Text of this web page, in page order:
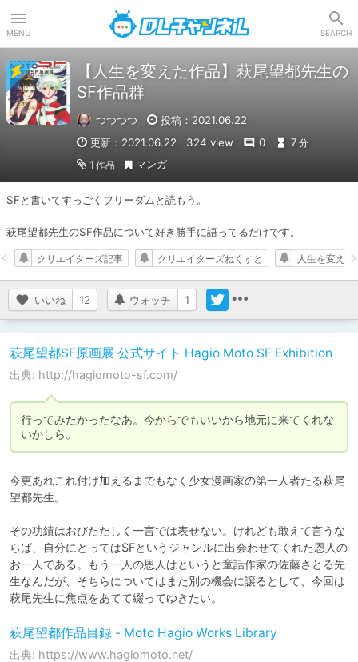
MENU SEARCH
【人生を変えた作品】萩尾望都先生の
SF作品群
つつつつ
投稿：2021.06.22
更新：2021.06.22
324 view 0 7 分
1 作品 マンガ
SFと書いてすっごくフリーダムと読もう。
萩尾望都先生のSF作品について好き勝手に語ってるだけです。
いいね 12 ウォッチ 1
クリエイターズ記事 クリエイターズねくすと 人生を変えた
萩尾望都SF原画展 公式サイト Hagio Moto SF Exhibition
出典: http://hagiomoto-sf.com/
行ってみたかったなあ。今からでもいいから地元に来てくれな
いかしら。
今更あれこれ付け加えるまでもなく少女漫画家の第一人者たる萩尾
望都先生。
その功績はおびただしく一言では表せない。けれども敢えて言うな
らば、自分にとってはSFというジャンルに出会わせてくれた恩人の
お一人である。もう一人の恩人はというと童話作家の佐藤さとる先
生なんだが、そちらについてはまた別の機会に譲るとして、今回は
萩尾先生に焦点をあてて綴ってゆきたい。
萩尾望都作品目録 - Moto Hagio Works Library
出典: https://www.hagiomoto.net/